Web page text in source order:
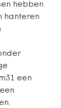
hebben
hanteren
een